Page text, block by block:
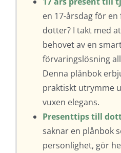
en 17-årsdag för
dotter? I takt med
behovet av en
förvaringslösning
Denna plånbok
praktiskt utrymme
vuxen elegans.
Presenttips till
saknar en plånbok
personlighet, gör